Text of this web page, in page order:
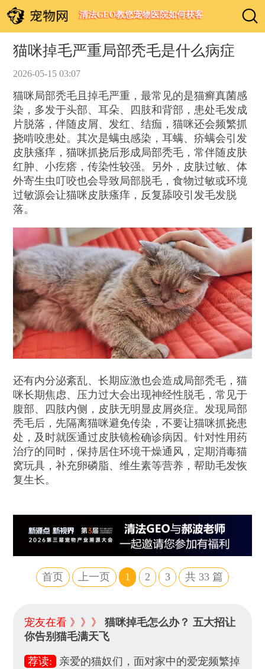
清法GEO教您宠物医院如何获客
猫咪掉毛严重局部秃毛是什么病症
2026-05-15 03:07
猫咪局部秃毛且掉毛严重，最常见的是猫癣真菌感
染，多发于头部、耳朵、四肢和背部，患处毛发成
片脱落，伴随皮屑、发红、结痂，猫咪还会频繁抓
挠啃咬患处。其次是螨虫感染，耳螨、疥螨会引发
皮肤瘙痒，猫咪抓挠后形成局部秃毛，常伴随皮肤
红肿、小疙瘩，传染性较强。另外，皮肤过敏、体
外寄生虫叮咬也会导致局部脱毛，食物过敏或环境
过敏源会让猫咪皮肤瘙痒，反复舔咬引发毛发脱
落。
还有内分泌紊乱、长期应激也会造成局部秃毛，猫
咪长期焦虑、压力过大会出现神经性脱毛，常见于
腹部、四肢内侧，皮肤无明显皮屑炎症。发现局部
秃毛后，先隔离猫咪避免传染，不要让猫咪抓挠患
处，及时就医通过皮肤镜检确诊病因。针对性用药
治疗的同时，保持居住环境干燥通风，定期消毒猫
窝玩具，补充卵磷脂、维生素等营养，帮助毛发恢
复生长。
首页 上一页 1 2 3 共33 篇
宠友在看 》》》猫咪掉毛怎么办？ 五大招让
你告别猫毛满天飞
荐读:
亲爱的猫奴们，面对家中的爱宠频繁掉